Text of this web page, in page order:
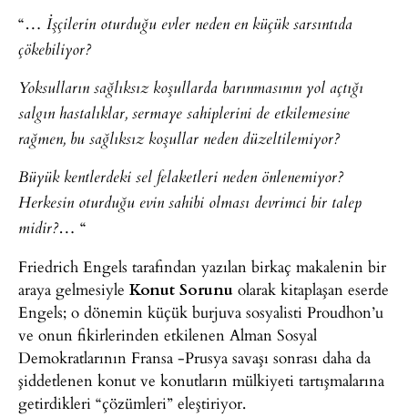
“… İşçilerin oturduğu evler neden en küçük sarsıntıda
çökebiliyor?
Yoksulların sağlıksız koşullarda barınmasının yol açtığı
salgın hastalıklar, sermaye sahiplerini de etkilemesine
rağmen, bu sağlıksız koşullar neden düzeltilemiyor?
Büyük kentlerdeki sel felaketleri neden önlenemiyor?
Herkesin oturduğu evin sahibi olması devrimci bir talep
midir?… “
Friedrich Engels tarafından yazılan birkaç makalenin bir
araya gelmesiyle Konut Sorunu olarak kitaplaşan eserde
Engels; o dönemin küçük burjuva sosyalisti Proudhon’u
ve onun fikirlerinden etkilenen Alman Sosyal
Demokratlarının Fransa -Prusya savaşı sonrası daha da
şiddetlenen konut ve konutların mülkiyeti tartışmalarına
getirdikleri “çözümleri” eleştiriyor.